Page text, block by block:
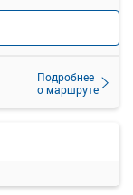
Подробнее
о маршруте